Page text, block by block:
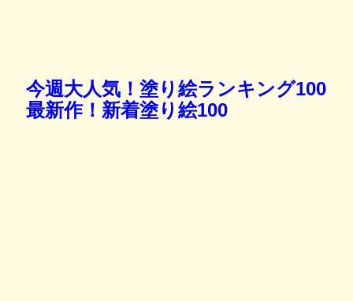
今週大人気！塗り絵ランキング100
最新作！新着塗り絵100